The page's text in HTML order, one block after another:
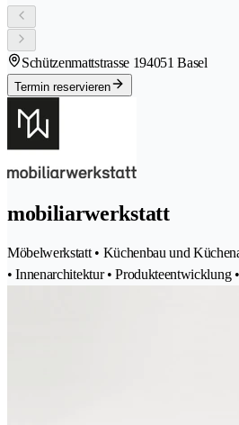
Schützenmattstrasse 194051 Basel
Termin reservieren
mobiliarwerkstatt
Möbelwerkstatt • Küchenbau und
• Innenarchitektur • Produkteentwicklung